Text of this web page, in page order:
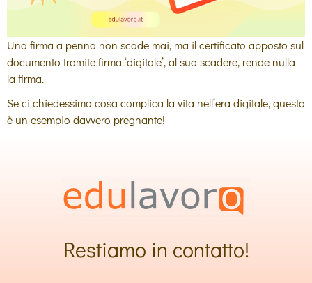
Una firma a penna non scade mai, ma il certificato apposto sul
documento tramite firma ‘digitale’, al suo scadere, rende nulla
la firma.
Se ci chiedessimo cosa complica la vita nell’era digitale, questo
è un esempio davvero pregnante!
Restiamo in contatto!